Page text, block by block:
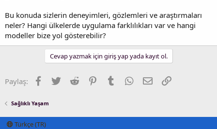
Bu konuda sizlerin deneyimleri, gözlemleri ve araştırmaları
neler? Hangi ülkelerde uygulama farklılıkları var ve hangi
modeller bize yol gösterebilir?
Cevap yazmak için giriş yap yada kayıt ol.
Paylaş: Facebook
TwitterReddit PinterestTumblrWhatsApp
E-postaLink
Sağlıklı Yaşam
Türkçe (TR)